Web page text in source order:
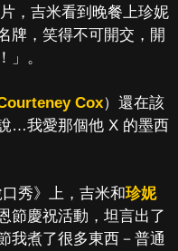
，吉米看到晚餐上珍妮
牌，笑得不可開交，開
」。
Cox）還在該
…我愛那個他 X 的墨西
秀》上，吉米和珍妮
節慶祝活動，坦言出了
我煮了很多東西－普通